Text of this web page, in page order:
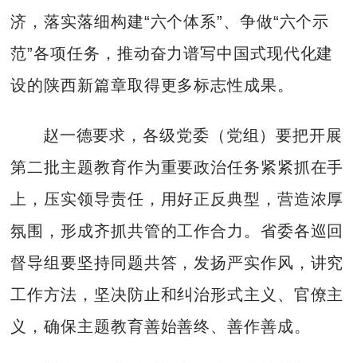
济，落实落细构建“六个体系”、争做“六个示
范”各项任务，推动奋力谱写中国式现代化建
设的陕西新篇章取得更多标志性成果。
赵一德要求，各级党委（党组）要把开展
第二批主题教育作为重要政治任务紧紧抓在手
上，压实领导责任，用好正反典型，营造浓厚
氛围，形成齐抓共管的工作合力。省委各巡回
督导组要坚持同题共答，发扬严实作风，讲究
工作方法，坚决防止和纠治形式主义、官僚主
义，确保主题教育善始善终、善作善成。